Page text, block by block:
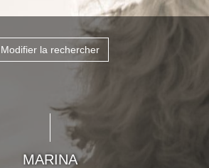
Modifier la rechercher
MARINA